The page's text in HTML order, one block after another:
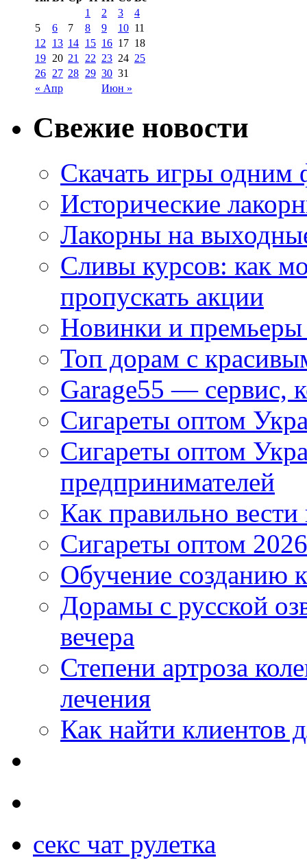
« Апр Июн »
1 2 3
4
5
6 7 8 9 10 11
12
13 14 15 16 17 18
19 20 21 22 23 24 25
26 27 28 29 30 31
Свежие новости
Скачать игры одним
Исторические
Лакорны на
Сливы курсов: как
пропускать акции
Новинки и
Топ дорам с
Garage55 — сервис,
Сигареты оптом
Сигареты оптом
предпринимателей
Как правильно
Сигареты оптом
Обучение созданию
Дорамы с русской
вечера
Степени артроза
лечения
Как найти клиентов
секс чат рулетка